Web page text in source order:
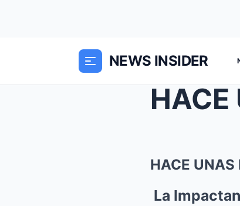
NEWS INSIDER
HACE
HACE UNAS
La